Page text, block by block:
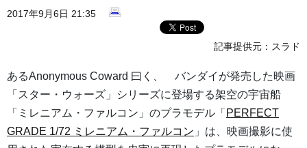
2017年9月6日 21:35
記事提供元： スラド
あるAnonymous Coward 曰く、 バンダイが発売した映画
「スター・ウォーズ」シリーズに登場する架空の宇宙船
「ミレニアム・ファルコン」のプラモデル「 PERFECT
GRADE 1/72 ミレニアム・ファルコン 」は、映画撮影に使